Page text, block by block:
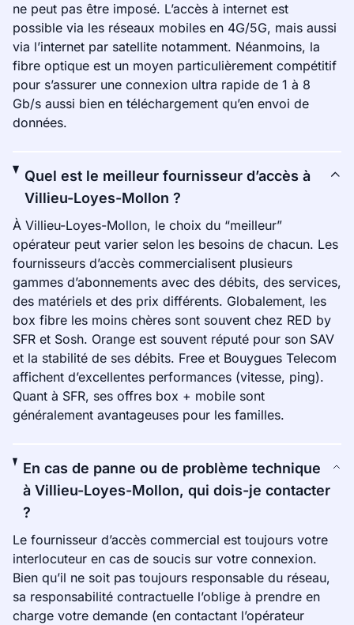
ne peut pas être imposé. L’accès à internet est
possible via les réseaux mobiles en 4G/5G, mais aussi
via l’internet par satellite notamment. Néanmoins, la
fibre optique est un moyen particulièrement compétitif
pour s’assurer une connexion ultra rapide de 1 à 8
Gb/s aussi bien en téléchargement qu’en envoi de
données.
Quel est le meilleur fournisseur d’accès à
Villieu-Loyes-Mollon ?
À Villieu-Loyes-Mollon, le choix du “meilleur”
opérateur peut varier selon les besoins de chacun. Les
fournisseurs d’accès commercialisent plusieurs
gammes d’abonnements avec des débits, des services,
des matériels et des prix différents. Globalement, les
box fibre les moins chères sont souvent chez RED by
SFR et Sosh. Orange est souvent réputé pour son SAV
et la stabilité de ses débits. Free et Bouygues Telecom
affichent d’excellentes performances (vitesse, ping).
Quant à SFR, ses offres box + mobile sont
généralement avantageuses pour les familles.
En cas de panne ou de problème technique
à Villieu-Loyes-Mollon, qui dois-je contacter
?
Le fournisseur d’accès commercial est toujours votre
interlocuteur en cas de soucis sur votre connexion.
Bien qu’il ne soit pas toujours responsable du réseau,
sa responsabilité contractuelle l’oblige à prendre en
charge votre demande (en contactant l’opérateur